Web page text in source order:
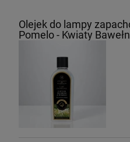
Olejek do lampy
Pomelo - Kwiaty